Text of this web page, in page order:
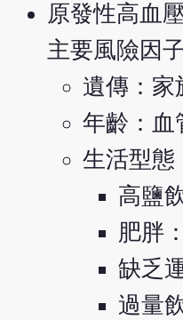
原發性高血
主要風險因
遺傳：家
年齡：血
生活型態
高鹽
肥胖
缺乏
過量